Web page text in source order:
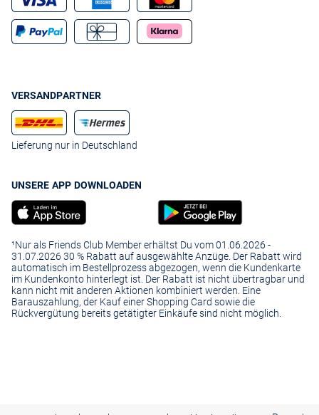
VERSANDPARTNER
Lieferung nur in Deutschland
UNSERE APP DOWNLOADEN
¹Nur als Friends Club Member erhältst Du vom 01.06.2026 -
31.07.2026 30 % Rabatt auf ausgewählte Anzüge. Der Rabatt wird
automatisch im Bestellprozess abgezogen, wenn die Kundenkarte
im Kundenkonto hinterlegt ist. Der Rabatt ist nicht übertragbar und
kann nicht mit anderen Aktionen kombiniert werden. Eine
Barauszahlung, der Kauf einer Shopping Card sowie die
Rückvergütung bereits getätigter Einkäufe sind nicht möglich.